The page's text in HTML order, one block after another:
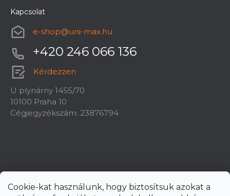
Cookie-kat használunk, hogy biztosítsuk azokat a
Kapcsolat
e-shop@uni-max.hu
+420 246 066 136
Kérdezzen
U plynárny 1455/70
10100 Praha 10
Cégjegyzékszám: 23876794